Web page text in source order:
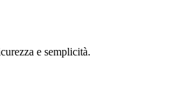
e semplicità.